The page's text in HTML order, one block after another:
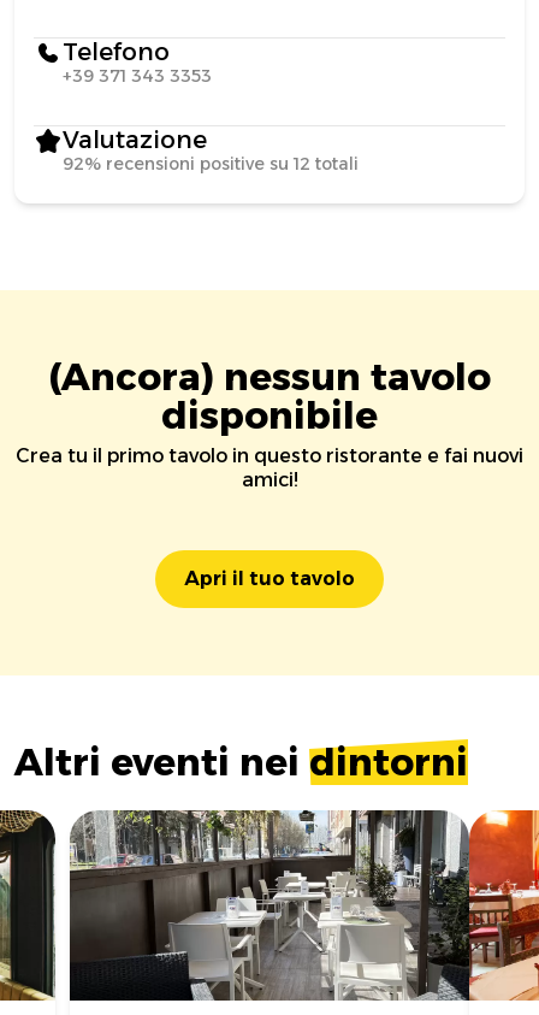
Telefono
+39 371 343 3353
Valutazione
92% recensioni positive su 12 totali
(Ancora) nessun tavolo
disponibile
Crea tu il primo tavolo in questo ristorante e fai nuovi
amici!
Apri il tuo tavolo
Altri eventi nei dintorni